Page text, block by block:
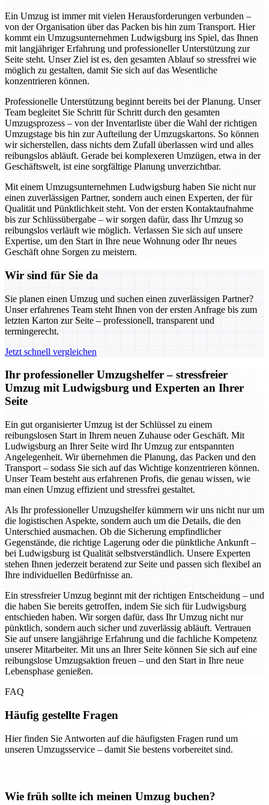
Ein Umzug ist immer mit vielen Herausforderungen verbunden –
von der Organisation über das Packen bis hin zum Transport. Hier
kommt ein Umzugsunternehmen Ludwigsburg ins Spiel, das Ihnen
mit langjähriger Erfahrung und professioneller Unterstützung zur
Seite steht. Unser Ziel ist es, den gesamten Ablauf so stressfrei wie
möglich zu gestalten, damit Sie sich auf das Wesentliche
konzentrieren können.
Professionelle Unterstützung beginnt bereits bei der Planung. Unser
Team begleitet Sie Schritt für Schritt durch den gesamten
Umzugsprozess – von der Inventarliste über die Wahl der richtigen
Umzugstage bis hin zur Aufteilung der Umzugskartons. So können
wir sicherstellen, dass nichts dem Zufall überlassen wird und alles
reibungslos abläuft. Gerade bei komplexeren Umzügen, etwa in der
Geschäftswelt, ist eine sorgfältige Planung unverzichtbar.
Mit einem Umzugsunternehmen Ludwigsburg haben Sie nicht nur
einen zuverlässigen Partner, sondern auch einen Experten, der für
Qualität und Pünktlichkeit steht. Von der ersten Kontaktaufnahme
bis zur Schlüssübergabe – wir sorgen dafür, dass Ihr Umzug so
reibungslos verläuft wie möglich. Verlassen Sie sich auf unsere
Expertise, um den Start in Ihre neue Wohnung oder Ihr neues
Geschäft ohne Sorgen zu meistern.
Wir sind für Sie da
Sie planen einen Umzug und suchen einen zuverlässigen Partner?
Unser erfahrenes Team steht Ihnen von der ersten Anfrage bis zum
letzten Karton zur Seite – professionell, transparent und
termingerecht.
Jetzt schnell vergleichen
Ihr professioneller Umzugshelfer – stressfreier
Umzug mit Ludwigsburg und Experten an Ihrer
Seite
Ein gut organisierter Umzug ist der Schlüssel zu einem
reibungslosen Start in Ihrem neuen Zuhause oder Geschäft. Mit
Ludwigsburg an Ihrer Seite wird Ihr Umzug zur entspannten
Angelegenheit. Wir übernehmen die Planung, das Packen und den
Transport – sodass Sie sich auf das Wichtige konzentrieren können.
Unser Team besteht aus erfahrenen Profis, die genau wissen, wie
man einen Umzug effizient und stressfrei gestaltet.
Als Ihr professioneller Umzugshelfer kümmern wir uns nicht nur um
die logistischen Aspekte, sondern auch um die Details, die den
Unterschied ausmachen. Ob die Sicherung empfindlicher
Gegenstände, die richtige Lagerung oder die pünktliche Ankunft –
bei Ludwigsburg ist Qualität selbstverständlich. Unsere Experten
stehen Ihnen jederzeit beratend zur Seite und passen sich flexibel an
Ihre individuellen Bedürfnisse an.
Ein stressfreier Umzug beginnt mit der richtigen Entscheidung – und
die haben Sie bereits getroffen, indem Sie sich für Ludwigsburg
entschieden haben. Wir sorgen dafür, dass Ihr Umzug nicht nur
pünktlich, sondern auch sicher und zuverlässig abläuft. Vertrauen
Sie auf unsere langjährige Erfahrung und die fachliche Kompetenz
unserer Mitarbeiter. Mit uns an Ihrer Seite können Sie sich auf eine
reibungslose Umzugsaktion freuen – und den Start in Ihre neue
Lebensphase genießen.
FAQ
Häufig gestellte Fragen
Hier finden Sie Antworten auf die häufigsten Fragen rund um
unseren Umzugsservice – damit Sie bestens vorbereitet sind.
Wie früh sollte ich meinen Umzug buchen?